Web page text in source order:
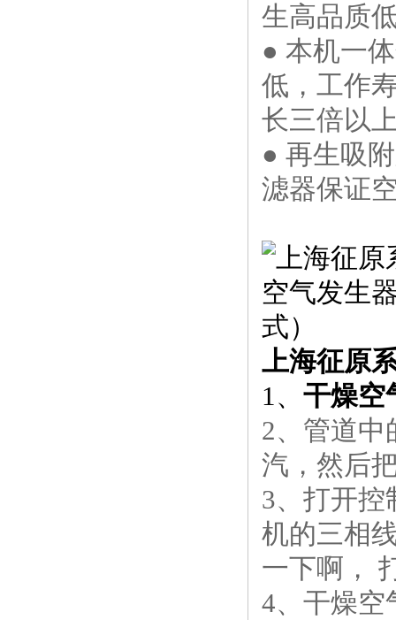
生高品质
● 本机一
低，工作
长三倍以
● 再生吸
滤器保证
上海征原
1、 干燥空
2、管道中
汽，然后
3、打开控
机的三相
一下啊，
4、干燥空